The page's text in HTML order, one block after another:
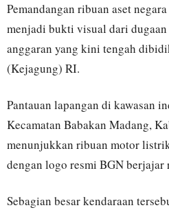
Pemandangan ribuan aset
menjadi bukti visual dari
anggaran yang kini tengah
(Kejagung) RI.
Pantauan lapangan di kawasan
Kecamatan Babakan Madang,
menunjukkan ribuan motor
dengan logo resmi BGN berjajar
Sebagian besar kendaraan